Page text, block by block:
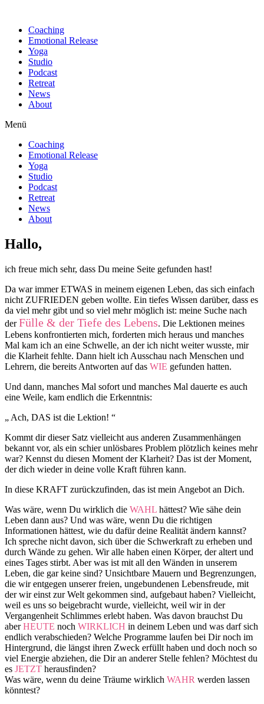
Coaching
Emotional Release
Yoga
Studio
Podcast
Retreat
News
About
Menü
Coaching
Emotional Release
Yoga
Studio
Podcast
Retreat
News
About
Hallo,
ich freue mich sehr, dass Du meine Seite gefunden hast!
Da war immer ETWAS in meinem eigenen Leben, das sich einfach
nicht ZUFRIEDEN geben wollte. Ein tiefes Wissen darüber, dass es
da viel mehr gibt und so viel mehr möglich ist: meine Suche nach
derFülle & der Tiefe des Lebens. Die Lektionen meines
Lebens konfrontierten mich, forderten mich heraus und manches
Mal kam ich an eine Schwelle, an der ich nicht weiter wusste, mir
die Klarheit fehlte. Dann hielt ich Ausschau nach Menschen und
Lehrern, die bereits Antworten auf das WIE gefunden hatten.
Und dann, manches Mal sofort und manches Mal dauerte es auch
eine Weile, kam endlich die Erkenntnis:
„ Ach, DAS ist die Lektion! “
Kommt dir dieser Satz vielleicht aus anderen Zusammenhängen
bekannt vor, als ein schier unlösbares Problem plötzlich keines mehr
war? Kennst du diesen Moment der Klarheit? Das ist der Moment,
der dich wieder in deine volle Kraft führen kann.
In diese KRAFT zurückzufinden, das ist mein Angebot an Dich.
Was wäre, wenn Du wirklich die WAHL hättest? Wie sähe dein
Leben dann aus? Und was wäre, wenn Du die richtigen
Informationen hättest, wie du dafür deine Realität ändern kannst?
Ich spreche nicht davon, sich über die Schwerkraft zu erheben und
durch Wände zu gehen. Wir alle haben einen Körper, der altert und
eines Tages stirbt. Aber was ist mit all den Wänden in unserem
Leben, die gar keine sind? Unsichtbare Mauern und Begrenzungen,
die wir entgegen unserer freien, ungebundenen Lebensfreude, mit
der wir einst zur Welt gekommen sind, aufgebaut haben? Vielleicht,
weil es uns so beigebracht wurde, vielleicht, weil wir in der
Vergangenheit Schlimmes erlebt haben. Was davon brauchst Du
aberHEUTE noch WIRKLICH in deinem Leben und was darf sich
endlich verabschieden? Welche Programme laufen bei Dir noch im
Hintergrund, die längst ihren Zweck erfüllt haben und doch noch so
viel Energie abziehen, die Dir an anderer Stelle fehlen? Möchtest du
es JETZT herausfinden?
Was wäre, wenn du deine Träume wirklich WAHR werden lassen
könntest?